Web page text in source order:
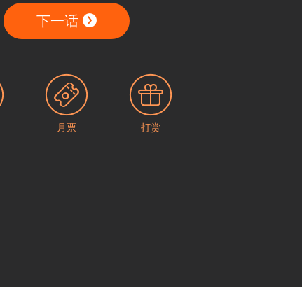
下一话
月票 打赏